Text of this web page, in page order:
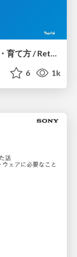
もう一度考える SRE チームの作り方・育て方 / Rethinking SRE #1: Building and Growing SRE Teams
6 1k